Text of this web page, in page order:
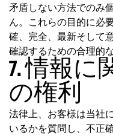
矛盾しない方法でのみ
ん。これらの目的に必
確、完全、最新そして
確認するための合理的
7. 情報に
の権利
法律上、お客様は当社
いるかを質問し、不正